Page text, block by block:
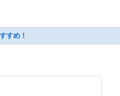
すめ！